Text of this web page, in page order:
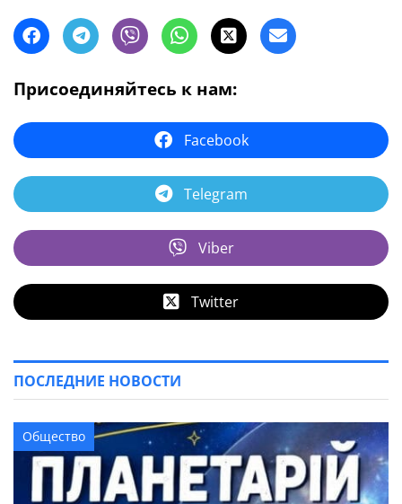
Присоединяйтесь к нам:
Facebook
Telegram
Viber
Twitter
ПОСЛЕДНИЕ НОВОСТИ
Общество